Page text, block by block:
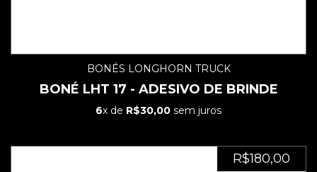
BONÉS LONGHORN TRUCK
BONÉ LHT 17 - ADESIVO DE BRINDE
6x de R$30,00 sem juros
R$180,00